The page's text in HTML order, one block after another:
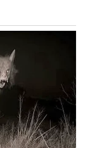
. Naredna tri dana
Ako si u vezi,
susret koji sledi